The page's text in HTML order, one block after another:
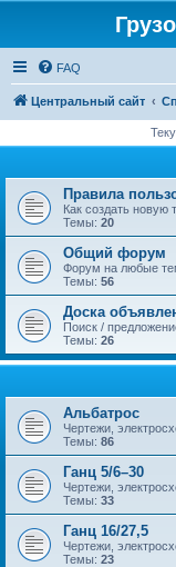
FAQ
Центральный сайт
Правила
Как создать новую
Темы: 20
Общий форум
Форум на любые
Темы: 56
Доска
Поиск /
Темы: 26
Альбатрос
Чертежи,
Темы: 86
Ганц 5/6–30
Чертежи,
Темы: 33
Ганц 16/27,5
Чертежи,
Темы: 23